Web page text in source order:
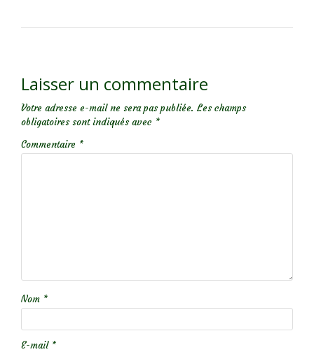
Laisser un commentaire
Votre adresse e-mail ne sera pas publiée. Les champs
obligatoires sont indiqués avec *
Commentaire *
Nom *
E-mail *